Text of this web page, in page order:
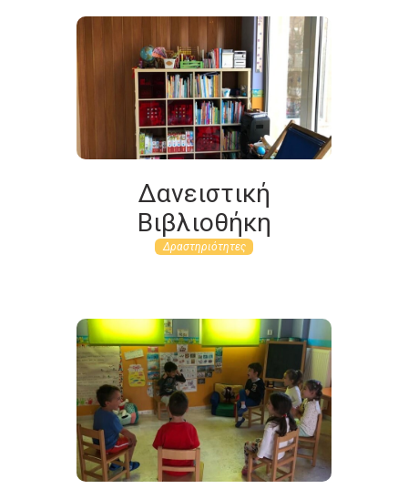
Δανειστική
Βιβλιοθήκη
Δραστηριότητες